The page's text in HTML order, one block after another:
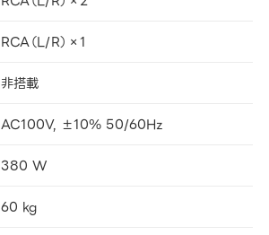
RCA（L/R）×1
非搭載
AC100V, ±10％ 50/60Hz
380 W
60 kg